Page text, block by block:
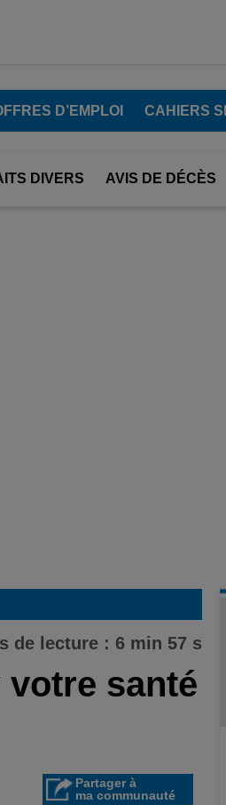
D’EMPLOI CAHIERS
DIVERS AVIS DE DÉCÈS
de lecture : 6 min 57 s
votre santé
Partager à
ma communauté